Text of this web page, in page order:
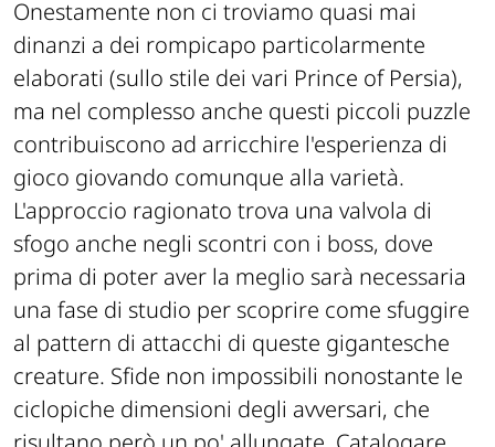
Onestamente non ci troviamo quasi mai
dinanzi a dei rompicapo particolarmente
elaborati (sullo stile dei vari Prince of Persia),
ma nel complesso anche questi piccoli puzzle
contribuiscono ad arricchire l'esperienza di
gioco giovando comunque alla varietà.
L'approccio ragionato trova una valvola di
sfogo anche negli scontri con i boss, dove
prima di poter aver la meglio sarà necessaria
una fase di studio per scoprire come sfuggire
al pattern di attacchi di queste gigantesche
creature. Sfide non impossibili nonostante le
ciclopiche dimensioni degli avversari, che